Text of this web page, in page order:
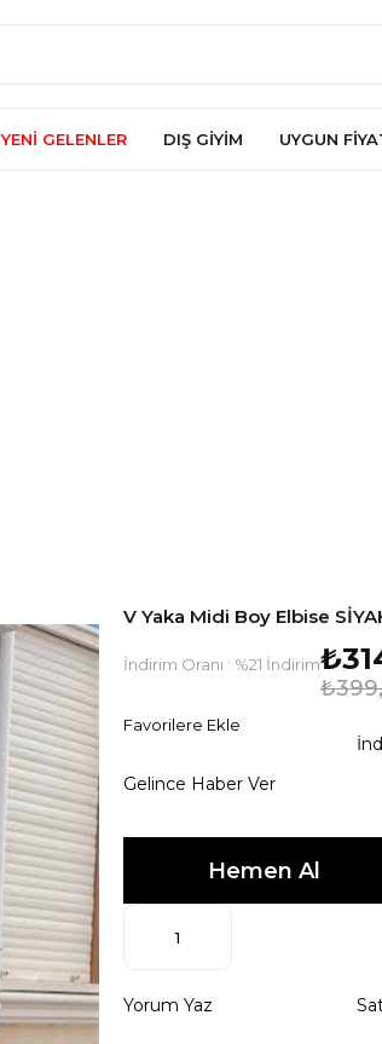
YENİ GELENLER DIŞ GİYİM UYGUN
V Yaka Midi Boy Elbise
İndirim Oranı : %21 İndirim
Favorilere Ekle
Gelince Haber Ver
Yorum Yaz